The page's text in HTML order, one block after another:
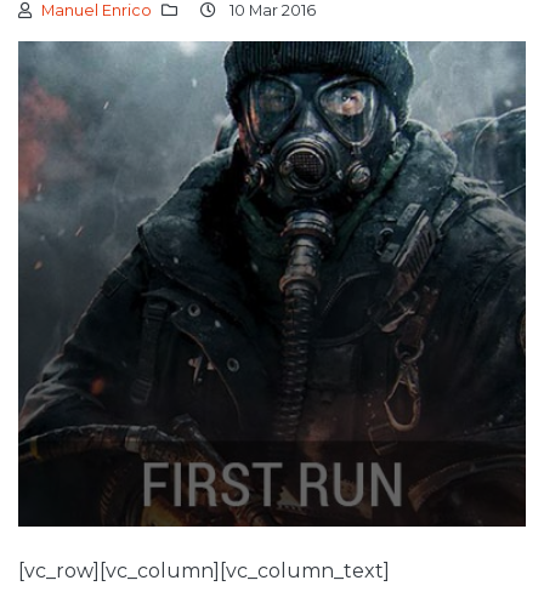
Manuel Enrico 10 Mar 2016
[vc_row][vc_column][vc_column_text]